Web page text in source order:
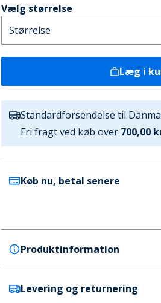
Vælg størrelse
Læg i
Standardforsendelse til
Fri fragt ved køb over 700,00
Køb nu, betal senere
Produktinformation
Crosshatch
Levering og returnering